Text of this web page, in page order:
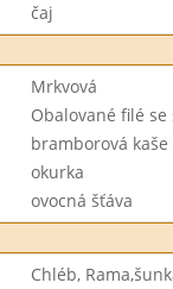
čaj
Mrkvová
Obalované filé se
bramborová kaše
okurka
ovocná šťáva
Chléb,